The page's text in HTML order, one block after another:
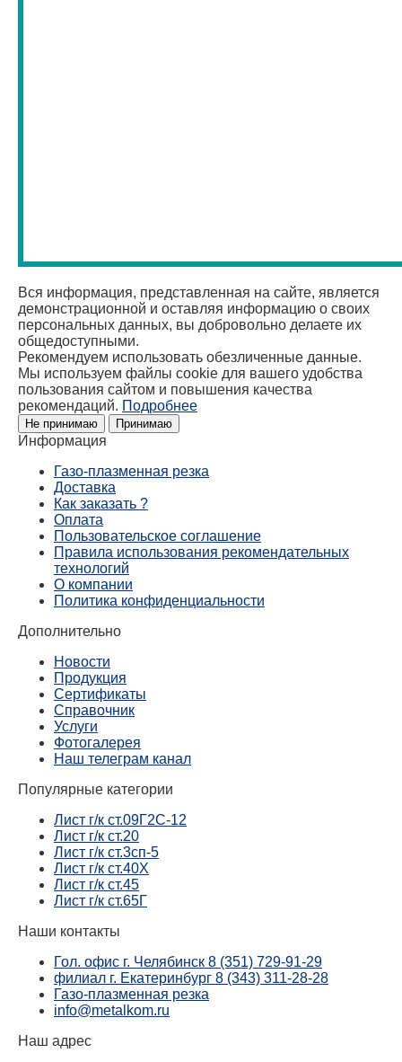
Вся информация, представленная на сайте, является
демонстрационной и оставляя информацию о своих
персональных данных, вы добровольно делаете их
общедоступными.
Рекомендуем использовать обезличенные данные.
Мы используем файлы cookie для вашего удобства
пользования сайтом и повышения качества
рекомендаций. Подробнее
Не принимаю Принимаю
Информация
Газо-плазменная резка
Доставка
Как заказать ?
Оплата
Пользовательское соглашение
Правила использования рекомендательных
технологий
О компании
Политика конфиденциальности
Дополнительно
Новости
Продукция
Сертификаты
Справочник
Услуги
Фотогалерея
Наш телеграм канал
Популярные категории
Лист г/к ст.09Г2С-12
Лист г/к ст.20
Лист г/к ст.3сп-5
Лист г/к ст.40Х
Лист г/к ст.45
Лист г/к ст.65Г
Наши контакты
Гол. офис г. Челябинск 8 (351) 729-91-29
филиал г. Екатеринбург 8 (343) 311-28-28
Газо-плазменная резка
info@metalkom.ru
Наш адрес